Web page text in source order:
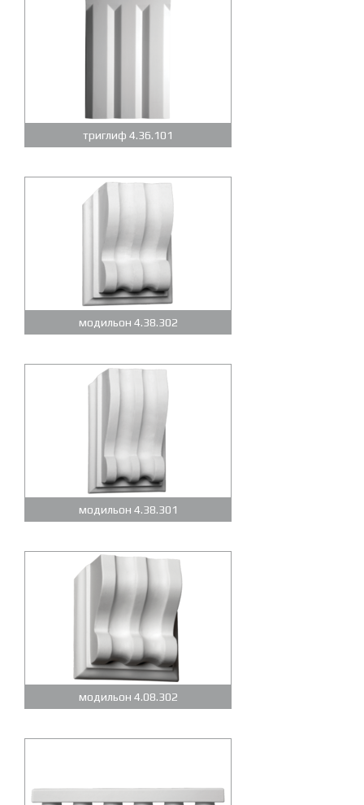
триглиф 4.36.101
модильон 4.38.302
модильон 4.38.301
модильон 4.08.302